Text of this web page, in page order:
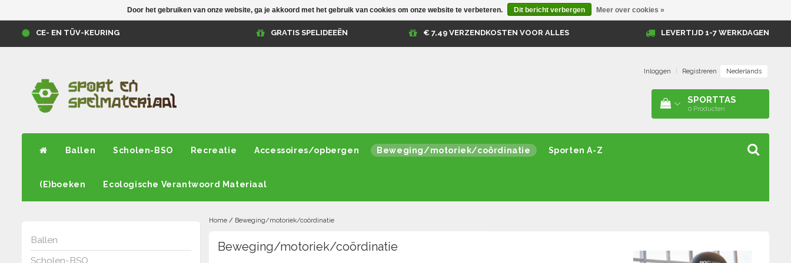
CE- EN TÜV-KEURING GRATIS SPELIDEEËN € 7,49 VERZENDKOSTEN VOOR ALLES LEVERTIJD 1-7 WERKDAGEN
Inloggen Registreren Nederlands
SPORTTAS
0 Producten
Ballen Scholen-BSO Recreatie Accessoires/opbergen Beweging/motoriek/coördinatie Sporten A-Z
(E)boeken Ecologische Verantwoord Materiaal
Ballen
Scholen-BSO
Home/ Beweging/motoriek/coördinatie
Beweging/motoriek/coördinatie
Door het gebruiken van onze website, ga je akkoord met het gebruik van cookies om onze website te verbeteren. Dit bericht verbergen Meer over cookies »